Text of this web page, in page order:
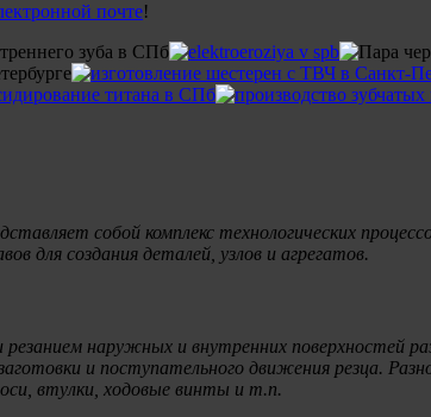
почте!
собой комплекс технологических
для создания деталей, узлов и агрегатов.
наружных и внутренних поверхностей
и поступательного движения резца.
втулки, ходовые винты и т.п.